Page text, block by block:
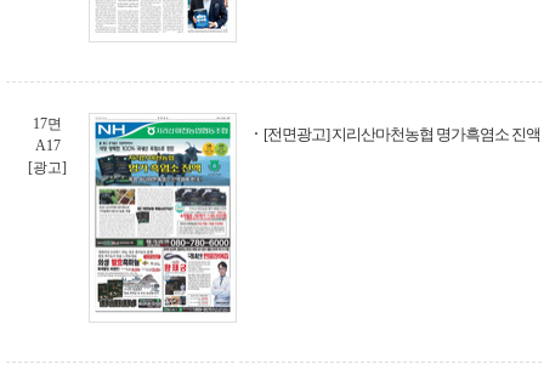
17면
A17
[광고]
[전면광고] 지리산마천농협 명가흑염소 진액